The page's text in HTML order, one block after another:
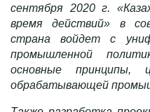
сентября 2020 г.
время действий» в
страна войдет с
промышленной
основные принципы,
обрабатывающей